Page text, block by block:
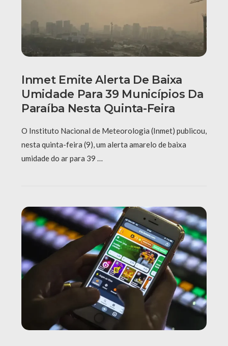
Inmet Emite Alerta De Baixa
Umidade Para 39 Municípios Da
Paraíba Nesta Quinta-Feira
O Instituto Nacional de Meteorologia (Inmet) publicou,
nesta quinta-feira (9), um alerta amarelo de baixa
umidade do ar para 39 …